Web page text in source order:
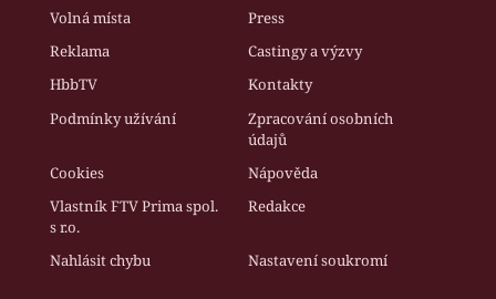
Volná místa
Press
Reklama
Castingy a výzvy
HbbTV
Kontakty
Podmínky užívání
Zpracování osobních
údajů
Cookies
Nápověda
Vlastník FTV Prima spol.
s r.o.
Redakce
Nahlásit chybu Nastavení soukromí